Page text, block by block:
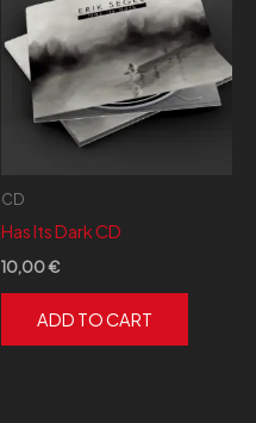
CD
Has Its Dark CD
10,00€
ADD TO CART